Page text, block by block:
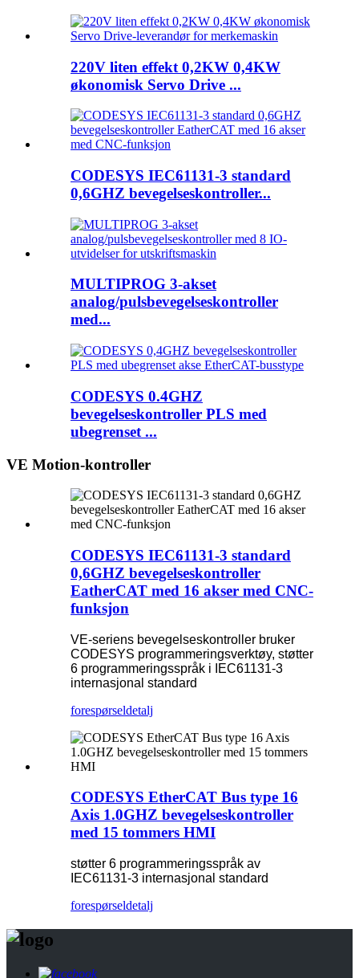
220V liten effekt 0,2KW 0,4KW
økonomisk Servo Drive ...
CODESYS IEC61131-3 standard
0,6GHZ bevegelseskontroller...
MULTIPROG 3-akset
analog/pulsbevegelseskontroller
med...
CODESYS 0.4GHZ
bevegelseskontroller PLS med
ubegrenset ...
VE Motion-kontroller
CODESYS IEC61131-3 standard
0,6GHZ bevegelseskontroller
EatherCAT med 16 akser med CNC-
funksjon
VE-seriens bevegelseskontroller bruker
CODESYS programmeringsverktøy, støtter
6 programmeringsspråk i IEC61131-3
internasjonal standard
forespørseldetalj
CODESYS EtherCAT Bus type 16
Axis 1.0GHZ bevegelseskontroller
med 15 tommers HMI
støtter 6 programmeringsspråk av
IEC61131-3 internasjonal standard
forespørseldetalj